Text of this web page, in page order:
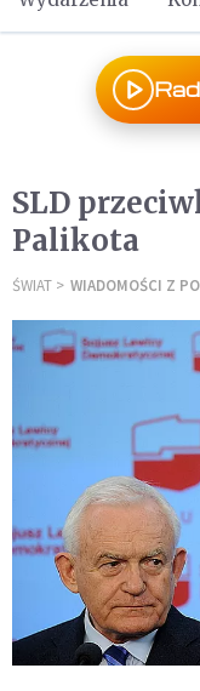
SLD
Palikota
ŚWIAT WIADOMOŚCI Z